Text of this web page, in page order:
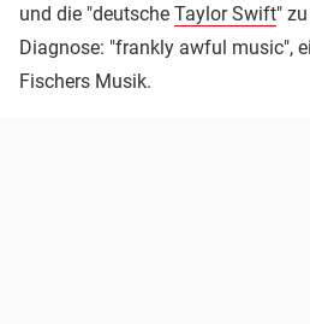
und die "deutsche Taylor Swift"
Diagnose: "frankly awful music",
Fischers Musik.